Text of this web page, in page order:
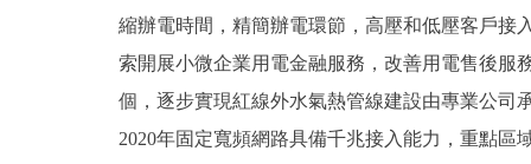
縮辦電時間，精簡辦電環節，高壓和低壓客戶接
索開展小微企業用電金融服務，改善用電售後服
個，逐步實現紅線外水氣熱管線建設由專業公司
2020年固定寬頻網路具備千兆接入能力，重點